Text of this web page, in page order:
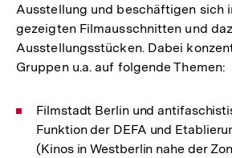
Ausstellung und beschäftigen sich
gezeigten Filmausschnitten und
Ausstellungsstücken. Dabei
Gruppen u.a. auf folgende Themen:
Filmstadt Berlin und
Funktion der DEFA und
(Kinos in Westberlin nahe der